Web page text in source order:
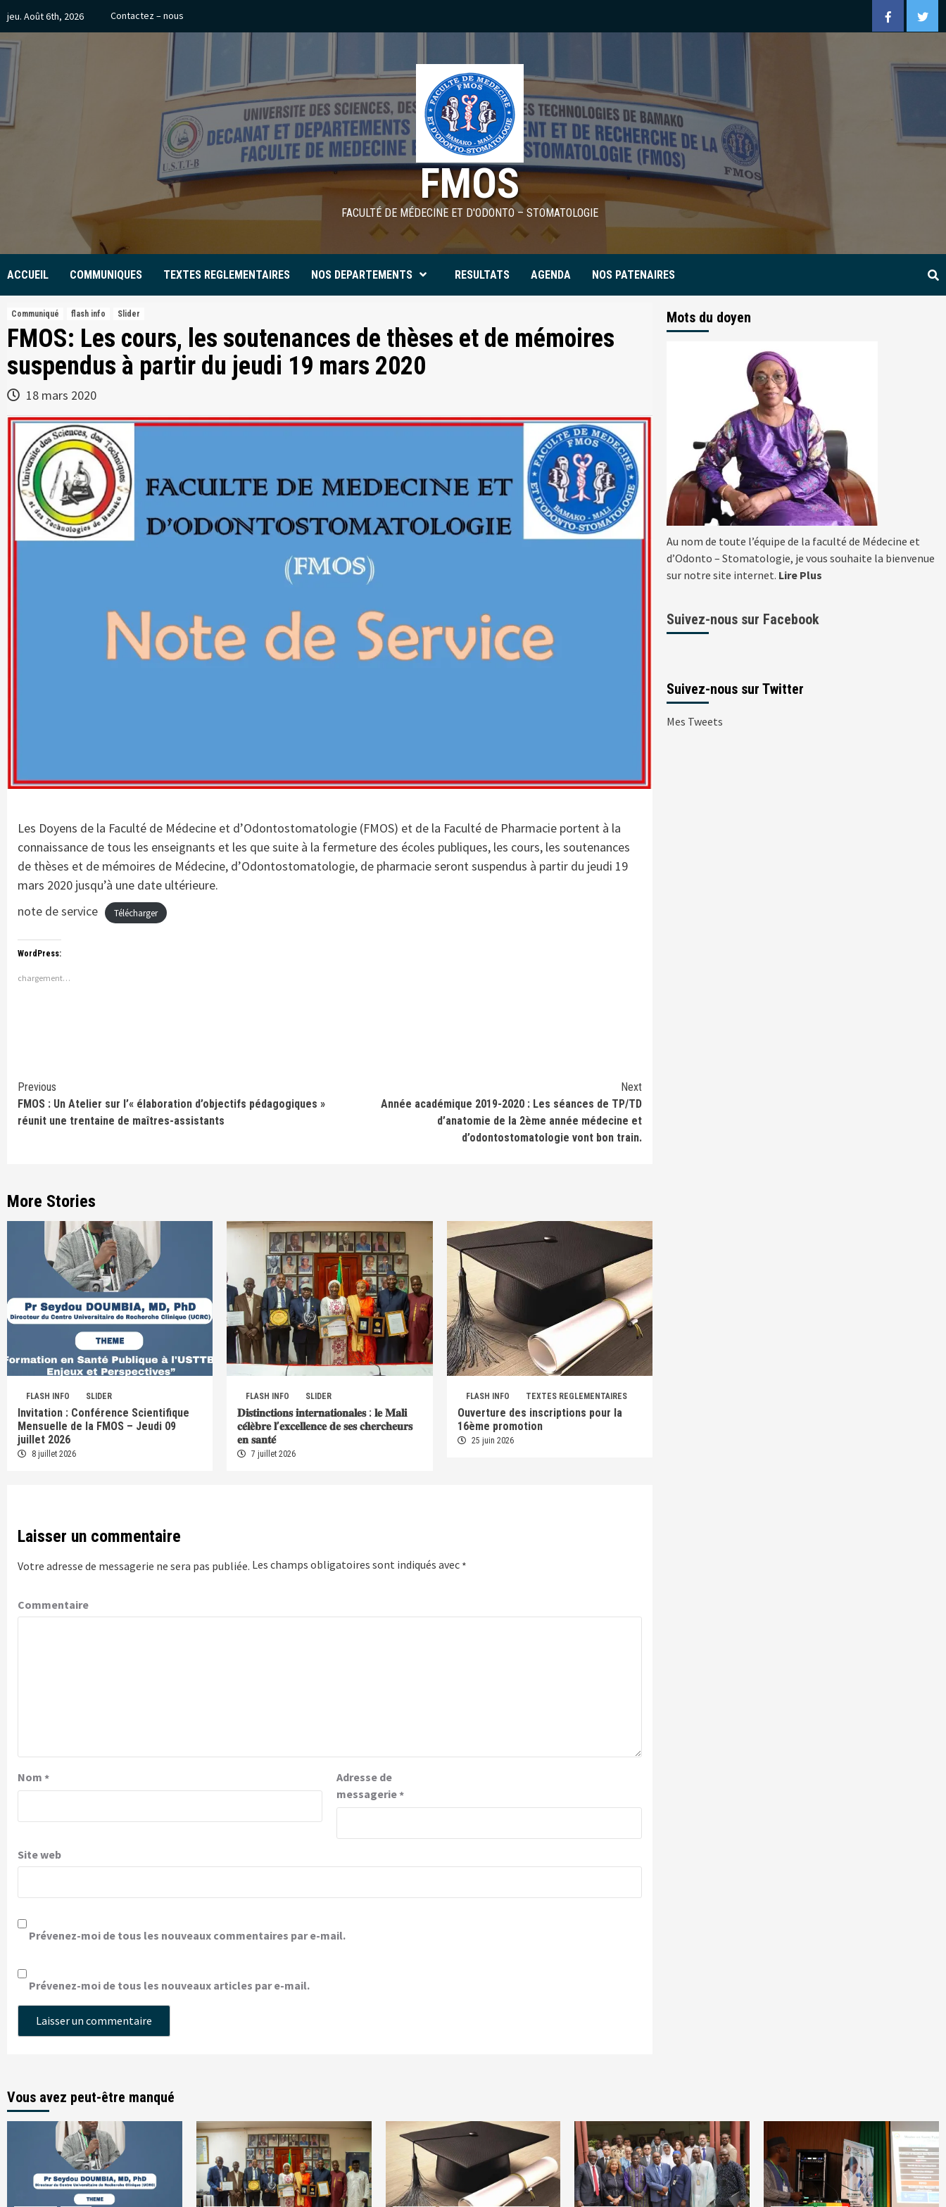
to
content
jeu. Août 6th, 2026 Contactez – nous Facebook
FMOS
FACULTÉ DE MÉDECINE ET D'ODONTO – STOMATOLOGIE
ACCUEIL COMMUNIQUES TEXTES REGLEMENTAIRES NOS DEPARTEMENTS RESULTATS AGENDA NOS PATENAIRES
Communiqué flash info Slider
FMOS: Les cours, les soutenances de thèses et de mémoires
suspendus à partir du jeudi 19 mars 2020
18 mars 2020
Les Doyens de la Faculté de Médecine et d’Odontostomatologie (FMOS) et de la Faculté de Pharmacie portent à la
connaissance de tous les enseignants et les que suite à la fermeture des écoles publiques, les cours, les soutenances
de thèses et de mémoires de Médecine, d’Odontostomatologie, de pharmacie seront suspendus à partir du jeudi 19
mars 2020 jusqu’à une date ultérieure.
note de service
Télécharger
WordPress:
chargement…
Continue
Reading
Previous
FMOS : Un Atelier sur l’« élaboration d’objectifs pédagogiques »
réunit une trentaine de maîtres-assistants
Next
Année académique 2019-2020 : Les séances de TP/TD
d’anatomie de la 2ème année médecine et
d’odontostomatologie vont bon train.
More Stories
FLASH INFO SLIDER
Invitation : Conférence Scientifique
Mensuelle de la FMOS – Jeudi 09
juillet 2026
8 juillet 2026
FLASH INFO SLIDER
𝐃𝐢𝐬𝐭𝐢𝐧𝐜𝐭𝐢𝐨𝐧𝐬 𝐢𝐧𝐭𝐞𝐫𝐧𝐚𝐭𝐢𝐨𝐧𝐚𝐥𝐞𝐬 : 𝐥𝐞 𝐌𝐚𝐥𝐢
𝐜𝐞́𝐥𝐞̀𝐛𝐫𝐞 𝐥’𝐞𝐱𝐜𝐞𝐥𝐥𝐞𝐧𝐜𝐞 𝐝𝐞 𝐬𝐞𝐬 𝐜𝐡𝐞𝐫𝐜𝐡𝐞𝐮𝐫𝐬
𝐞𝐧 𝐬𝐚𝐧𝐭𝐞́
7 juillet 2026
FLASH INFO TEXTES REGLEMENTAIRES
Ouverture des inscriptions pour la
16ème promotion
25 juin 2026
Laisser un commentaire
Votre adresse de messagerie ne sera pas publiée. Les champs obligatoires sont indiqués avec *
Commentaire
Nom *
Adresse de
messagerie*
Site web
Prévenez-moi de tous les nouveaux commentaires par e-mail.
Prévenez-moi de tous les nouveaux articles par e-mail.
Mots du doyen
Au nom de toute l’équipe de la faculté de Médecine et
d’Odonto – Stomatologie, je vous souhaite la bienvenue
sur notre site internet. Lire Plus
Suivez-nous sur Facebook
Suivez-nous sur Twitter
Mes Tweets
Vous avez peut-être manqué